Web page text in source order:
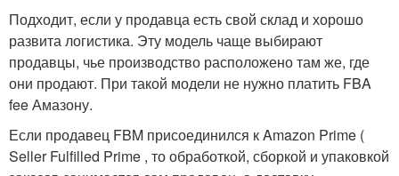
Подходит, если у продавца есть свой склад и хорошо
развита логистика. Эту модель чаще выбирают
продавцы, чье производство расположено там же, где
они продают. При такой модели не нужно платить FBA
fee Амазону.
Если продавец FBM присоединился к Amazon Prime (
Seller Fulfilled Prime , то обработкой, сборкой и упаковкой